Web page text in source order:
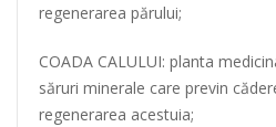
regenerarea părului;
COADA CALULUI: planta
săruri minerale care previn
regenerarea acestuia;